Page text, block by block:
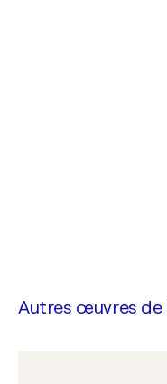
Autres œuvres de